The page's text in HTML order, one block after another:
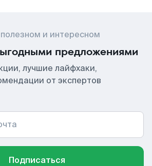
и интересном
предложениями
лучшие лайфхаки,
от экспертов
Подписаться